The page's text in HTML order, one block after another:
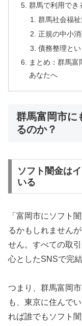
群馬で利用でき
群馬社会福
正規の中小
債務整理と
まとめ：群馬富
あなたへ
群馬富岡市に
るのか？
ソフト闇金は
いる
「富岡市にソフト
るかもしれません
せん。すべての取
心としたSNSで完
つまり、群馬富岡
も、東京に住んで
れば誰でもソフト